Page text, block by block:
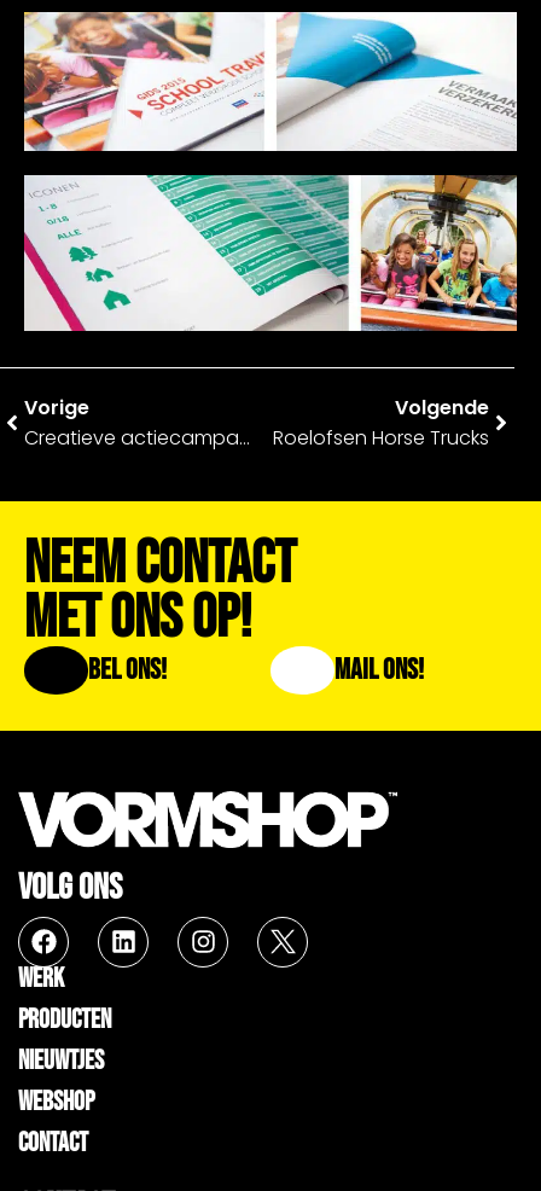
Vorige
Creatieve actiecampagne en drukwerk – Spøtted Zwolle
Volgende
Roelofsen Horse Trucks
Neem Contact
Met Ons Op!
Bel Ons! Mail Ons!
VOLG ONS
WERK
PRODUCTEN
NIEUWTJES
WEBSHOP
CONTACT